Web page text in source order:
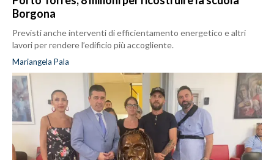
Borgona
Previsti anche interventi di efficientamento energetico e altri
lavori per rendere l’edificio più accogliente.
Mariangela Pala